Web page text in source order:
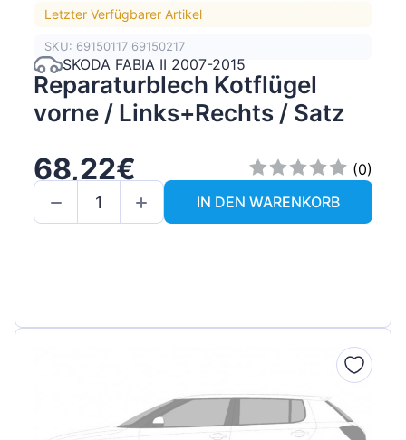
Letzter Verfügbarer Artikel
SKU: 69150117 69150217
SKODA FABIA II 2007-2015
Reparaturblech Kotflügel
vorne / Links+Rechts / Satz
68,22€
(0)
IN DEN WARENKORB